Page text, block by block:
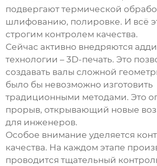
подвергают термической
шлифованию, полировке. И всё
строгим контролем качества.
Сейчас активно внедряются
технологии – 3D-печать. Это
создавать валы сложной
было бы невозможно изготовить
традиционными методами. Это
прорыв, открывающий новые
для инженеров.
Особое внимание уделяется
качества. На каждом этапе
проводится тщательный